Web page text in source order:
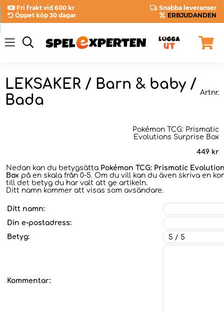
Fri frakt vid 600 kr
Snabba leveranser
Öppet köp 30 dagar
ERBJUDANDEN
LEKSAKER / Barn & baby /
Bada
Artnr.
Pokémon TCG: Prismatic
Evolutions Surprise Box
449 kr
Nedan kan du betygsätta Pokémon TCG: Prismatic
Box på en skala från 0-5. Om du vill kan du även skriva en
till det betyg du har valt att ge artikeln.
Ditt namn kommer att visas som avsändare.
Ditt namn:
Din e-postadress:
Betyg:
Kommentar: